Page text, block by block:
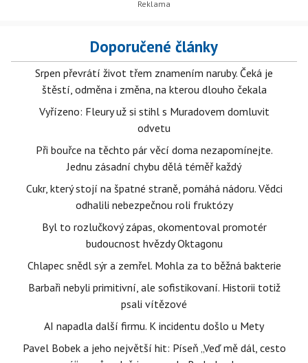
Doporučené články
Srpen převrátí život třem znamením naruby. Čeká je
štěstí, odměna i změna, na kterou dlouho čekala
Vyřízeno: Fleury už si stihl s Muradovem domluvit
odvetu
Při bouřce na těchto pár věcí doma nezapomínejte.
Jednu zásadní chybu dělá téměř každý
Cukr, který stojí na špatné straně, pomáhá nádoru. Vědci
odhalili nebezpečnou roli fruktózy
Byl to rozlučkový zápas, okomentoval promotér
budoucnost hvězdy Oktagonu
Chlapec snědl sýr a zemřel. Mohla za to běžná bakterie
Barbaři nebyli primitivní, ale sofistikovaní. Historii totiž
psali vítězové
AI napadla další firmu. K incidentu došlo u Mety
Pavel Bobek a jeho největší hit: Píseň „Veď mě dál, cesto